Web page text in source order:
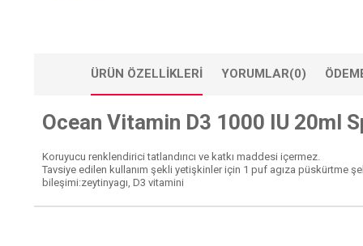
ÜRÜN ÖZELLIKLERI YORUMLAR(0)
Ocean Vitamin D3 1000 IU 20ml
Koruyucu renklendirici tatlandırıcı ve katkı maddesi içermez.
Tavsiye edilen kullanım şekli yetişkinler için 1 puf agıza püskürtme
bileşimi:zeytinyagı, D3 vitamini